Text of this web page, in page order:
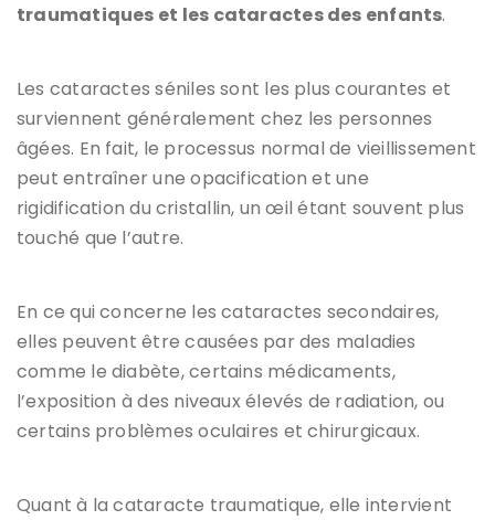
traumatiques et les cataractes des enfants.
Les cataractes séniles sont les plus courantes et
surviennent généralement chez les personnes
âgées. En fait, le processus normal de vieillissement
peut entraîner une opacification et une
rigidification du cristallin, un œil étant souvent plus
touché que l’autre.
En ce qui concerne les cataractes secondaires,
elles peuvent être causées par des maladies
comme le diabète, certains médicaments,
l’exposition à des niveaux élevés de radiation, ou
certains problèmes oculaires et chirurgicaux.
Quant à la cataracte traumatique, elle intervient